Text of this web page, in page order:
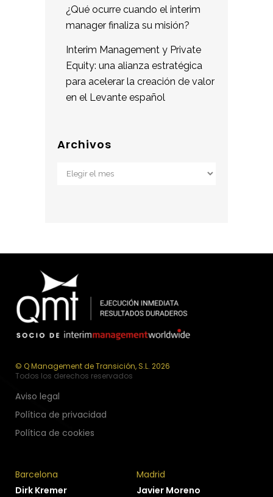
¿Qué ocurre cuando el interim
manager finaliza su misión?
Interim Management y Private
Equity: una alianza estratégica
para acelerar la creación de valor
en el Levante español
Archivos
Archivos
© Q Management de Transición, S.L. 2026
Todos los derechos reservados
Aviso legal
Política de privacidad
Política de cookies
Barcelona
Dirk Kremer
Madrid
Javier Moreno